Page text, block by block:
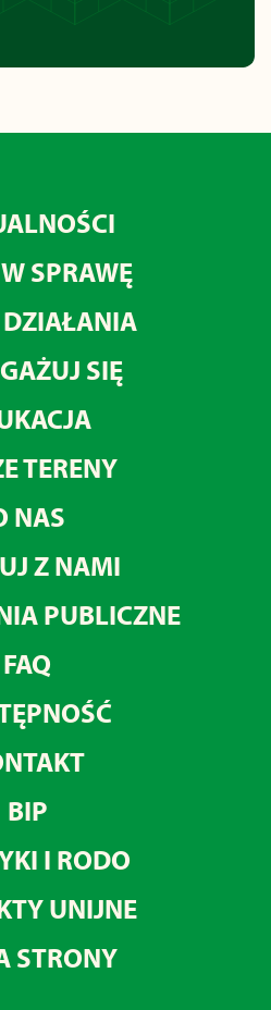
SPRAWĘ
DZIAŁANIA
SIĘ
TERENY
NAS
Z NAMI
PUBLICZNE
FAQ
BIP
I RODO
UNIJNE
STRONY